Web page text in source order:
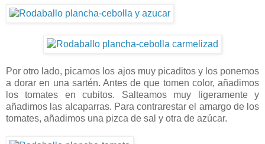
Por otro lado, picamos los ajos muy picaditos y los ponemos
a dorar en una sartén. Antes de que tomen color, añadimos
los tomates en cubitos. Salteamos muy ligeramente y
añadimos las alcaparras. Para contrarestar el amargo de los
tomates, añadimos una pizca de sal y otra de azúcar.